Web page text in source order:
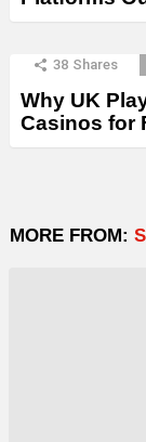
38 Shares
Why UK
Casinos for
MORE FROM: